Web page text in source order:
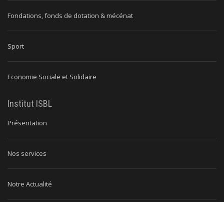
Fondations, fonds de dotation & mécénat
Sport
Economie Sociale et Solidaire
Institut ISBL
Présentation
Nos services
Notre Actualité